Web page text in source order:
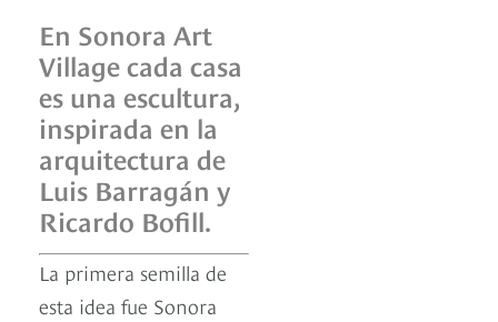
En Sonora Art
Village cada casa
es una escultura,
inspirada en la
arquitectura de
Luis Barragán y
Ricardo Bofill.
La primera semilla de
esta idea fue Sonora